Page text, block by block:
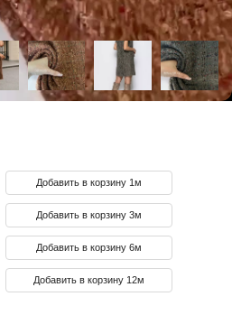
Добавить в корзину 1м
Добавить в корзину 3м
Добавить в корзину 6м
Добавить в корзину 12м